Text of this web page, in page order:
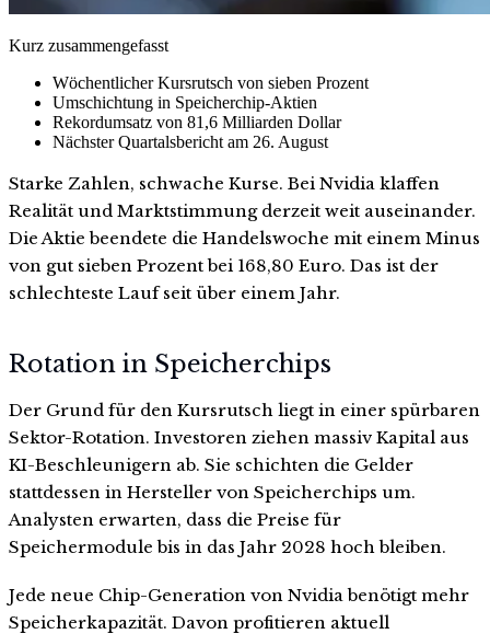
Kurz zusammengefasst
Wöchentlicher Kursrutsch von sieben Prozent
Umschichtung in Speicherchip-Aktien
Rekordumsatz von 81,6 Milliarden Dollar
Nächster Quartalsbericht am 26. August
Starke Zahlen, schwache Kurse. Bei Nvidia klaffen
Realität und Marktstimmung derzeit weit auseinander.
Die Aktie beendete die Handelswoche mit einem Minus
von gut sieben Prozent bei 168,80 Euro. Das ist der
schlechteste Lauf seit über einem Jahr.
Rotation in Speicherchips
Der Grund für den Kursrutsch liegt in einer spürbaren
Sektor-Rotation. Investoren ziehen massiv Kapital aus
KI-Beschleunigern ab. Sie schichten die Gelder
stattdessen in Hersteller von Speicherchips um.
Analysten erwarten, dass die Preise für
Speichermodule bis in das Jahr 2028 hoch bleiben.
Jede neue Chip-Generation von Nvidia benötigt mehr
Speicherkapazität. Davon profitieren aktuell